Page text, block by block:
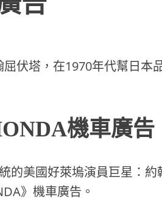
屈伏塔，在1970年代幫日
機車廣告
的美國好萊塢演員巨星：約
》機車廣告。